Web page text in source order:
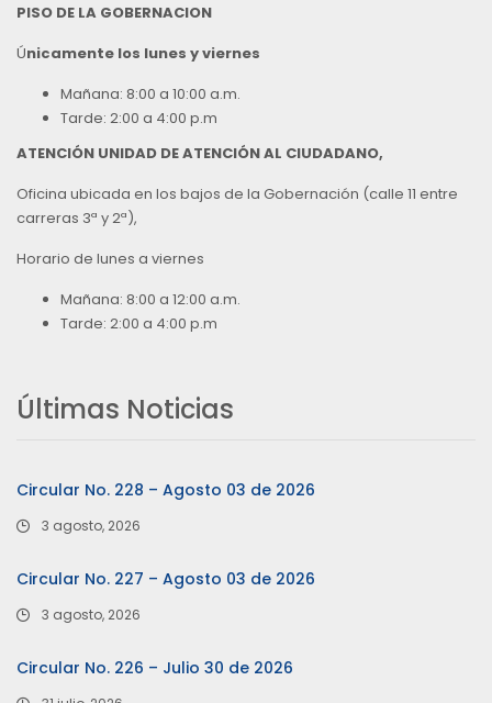
PISO DE LA GOBERNACION
Únicamente los lunes y viernes
Mañana: 8:00 a 10:00 a.m.
Tarde: 2:00 a 4:00 p.m
ATENCIÓN UNIDAD DE ATENCIÓN AL CIUDADANO,
Oficina ubicada en los bajos de la Gobernación (calle 11 entre
carreras 3ª y 2ª),
Horario de lunes a viernes
Mañana: 8:00 a 12:00 a.m.
Tarde: 2:00 a 4:00 p.m
Últimas Noticias
Circular No. 228 – Agosto 03 de 2026
3 agosto, 2026
Circular No. 227 – Agosto 03 de 2026
3 agosto, 2026
Circular No. 226 – Julio 30 de 2026